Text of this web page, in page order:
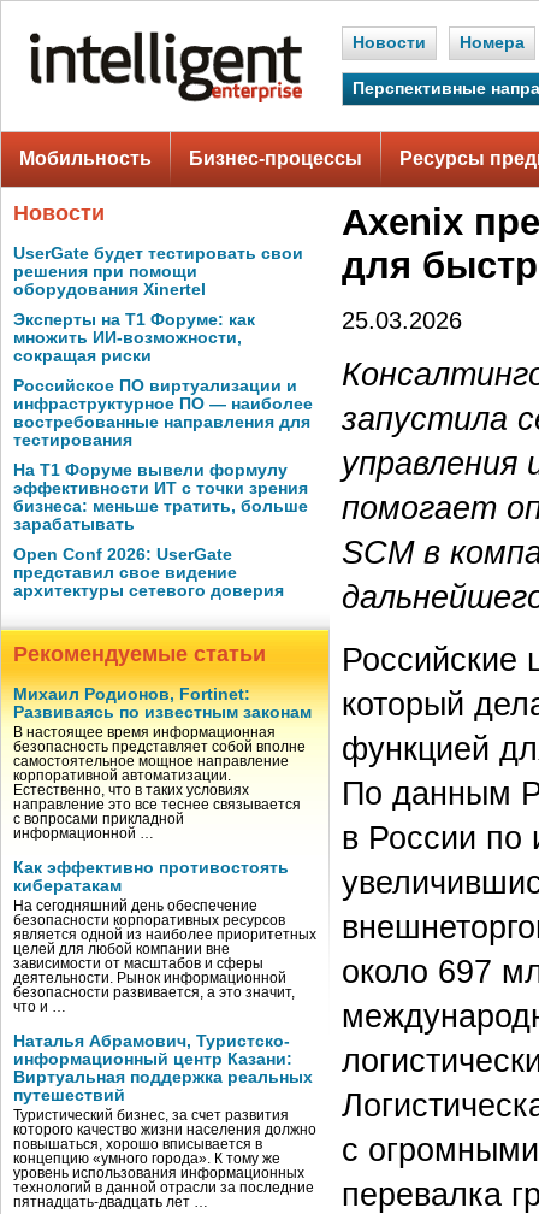
Новости Номера
Перспективные
Мобильность Бизнес-процессы Ресурсы
Новости
UserGate будет тестировать свои
решения при помощи
оборудования Xinertel
Эксперты на Т1 Форуме: как
множить ИИ-возможности,
сокращая риски
Российское ПО виртуализации и
инфраструктурное ПО — наиболее
востребованные направления для
тестирования
На Т1 Форуме вывели формулу
эффективности ИТ с точки зрения
бизнеса: меньше тратить, больше
зарабатывать
Open Conf 2026: UserGate
представил свое видение
архитектуры сетевого доверия
Рекомендуемые статьи
Михаил Родионов, Fortinet:
Развиваясь по известным законам
В настоящее время информационная
безопасность представляет собой вполне
самостоятельное мощное направление
корпоративной автоматизации.
Естественно, что в таких условиях
направление это все теснее связывается
с вопросами прикладной
информационной …
Как эффективно противостоять
кибератакам
На сегодняшний день обеспечение
безопасности корпоративных ресурсов
является одной из наиболее приоритетных
целей для любой компании вне
зависимости от масштабов и сферы
деятельности. Рынок информационной
безопасности развивается, а это значит,
что и …
Наталья Абрамович, Туристско-
информационный центр Казани:
Виртуальная поддержка реальных
путешествий
Туристический бизнес, за счет развития
которого качество жизни населения должно
повышаться, хорошо вписывается в
концепцию «умного города». К тому же
уровень использования информационных
технологий в данной отрасли за последние
пятнадцать-двадцать лет …
Axenix
для
25.03.2026
запустила
помогает
SCM в
Российские
который
функцией
По данным
в России по
около 697
с
перевалка